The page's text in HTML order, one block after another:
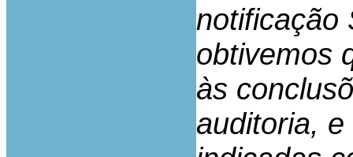
notificação
obtivemos
às
auditoria,